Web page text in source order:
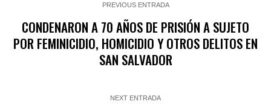
PREVIOUS ENTRADA
CONDENARON A 70 AÑOS DE PRISIÓN A SUJETO
POR FEMINICIDIO, HOMICIDIO Y OTROS DELITOS EN
SAN SALVADOR
NEXT ENTRADA